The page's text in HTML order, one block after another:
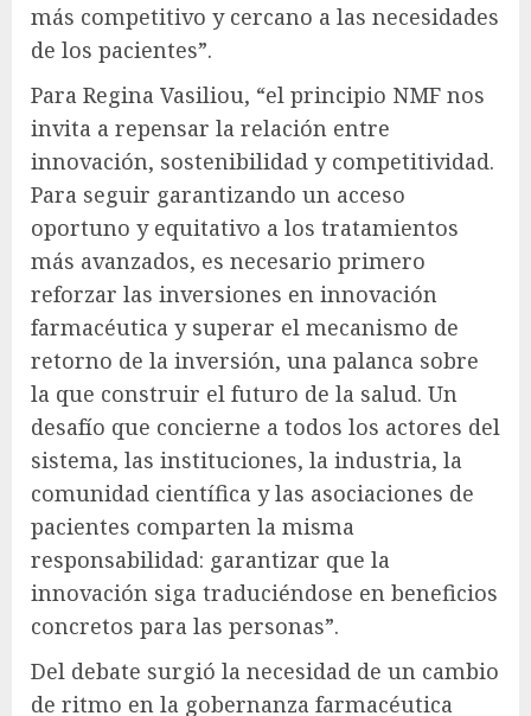
más competitivo y cercano a las necesidades
de los pacientes”.
Para Regina Vasiliou, “el principio NMF nos
invita a repensar la relación entre
innovación, sostenibilidad y competitividad.
Para seguir garantizando un acceso
oportuno y equitativo a los tratamientos
más avanzados, es necesario primero
reforzar las inversiones en innovación
farmacéutica y superar el mecanismo de
retorno de la inversión, una palanca sobre
la que construir el futuro de la salud. Un
desafío que concierne a todos los actores del
sistema, las instituciones, la industria, la
comunidad científica y las asociaciones de
pacientes comparten la misma
responsabilidad: garantizar que la
innovación siga traduciéndose en beneficios
concretos para las personas”.
Del debate surgió la necesidad de un cambio
de ritmo en la gobernanza farmacéutica